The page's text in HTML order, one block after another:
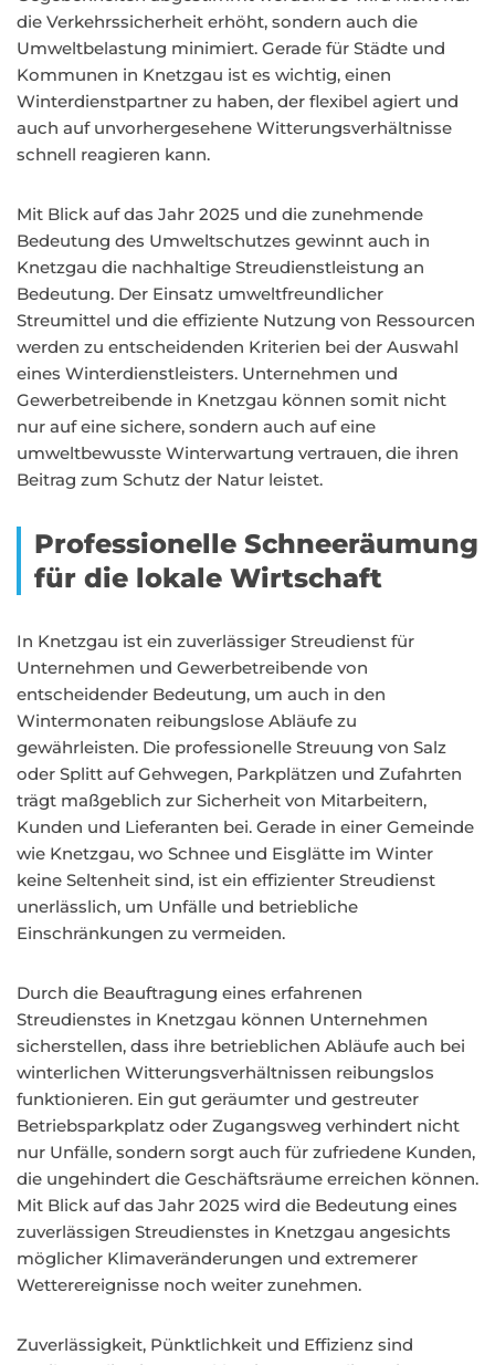
die Verkehrssicherheit erhöht, sondern auch die
Umweltbelastung minimiert. Gerade für Städte und
Kommunen in Knetzgau ist es wichtig, einen
Winterdienstpartner zu haben, der flexibel agiert und
auch auf unvorhergesehene Witterungsverhältnisse
schnell reagieren kann.
Mit Blick auf das Jahr 2025 und die zunehmende
Bedeutung des Umweltschutzes gewinnt auch in
Knetzgau die nachhaltige Streudienstleistung an
Bedeutung. Der Einsatz umweltfreundlicher
Streumittel und die effiziente Nutzung von Ressourcen
werden zu entscheidenden Kriterien bei der Auswahl
eines Winterdienstleisters. Unternehmen und
Gewerbetreibende in Knetzgau können somit nicht
nur auf eine sichere, sondern auch auf eine
umweltbewusste Winterwartung vertrauen, die ihren
Beitrag zum Schutz der Natur leistet.
Professionelle Schneeräumung
für die lokale Wirtschaft
In Knetzgau ist ein zuverlässiger Streudienst für
Unternehmen und Gewerbetreibende von
entscheidender Bedeutung, um auch in den
Wintermonaten reibungslose Abläufe zu
gewährleisten. Die professionelle Streuung von Salz
oder Splitt auf Gehwegen, Parkplätzen und Zufahrten
trägt maßgeblich zur Sicherheit von Mitarbeitern,
Kunden und Lieferanten bei. Gerade in einer Gemeinde
wie Knetzgau, wo Schnee und Eisglätte im Winter
keine Seltenheit sind, ist ein effizienter Streudienst
unerlässlich, um Unfälle und betriebliche
Einschränkungen zu vermeiden.
Durch die Beauftragung eines erfahrenen
Streudienstes in Knetzgau können Unternehmen
sicherstellen, dass ihre betrieblichen Abläufe auch bei
winterlichen Witterungsverhältnissen reibungslos
funktionieren. Ein gut geräumter und gestreuter
Betriebsparkplatz oder Zugangsweg verhindert nicht
nur Unfälle, sondern sorgt auch für zufriedene Kunden,
die ungehindert die Geschäftsräume erreichen können.
Mit Blick auf das Jahr 2025 wird die Bedeutung eines
zuverlässigen Streudienstes in Knetzgau angesichts
möglicher Klimaveränderungen und extremerer
Wetterereignisse noch weiter zunehmen.
Zuverlässigkeit, Pünktlichkeit und Effizienz sind